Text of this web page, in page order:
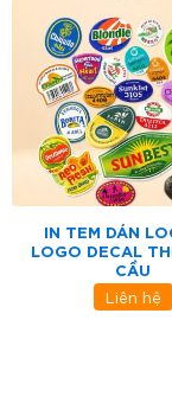
IN TEM DÁN
LOGO DECAL
CẦU
Liên hệ